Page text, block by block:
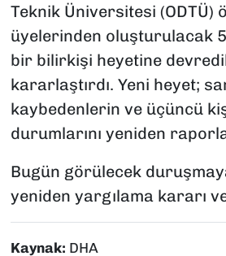
Teknik Üniversitesi (ODTÜ)
üyelerinden oluşturulacak
bir bilirkişi heyetine
kararlaştırdı. Yeni heyet;
kaybedenlerin ve üçüncü
durumlarını yeniden
Bugün görülecek
yeniden yargılama kararı
Kaynak: DHA